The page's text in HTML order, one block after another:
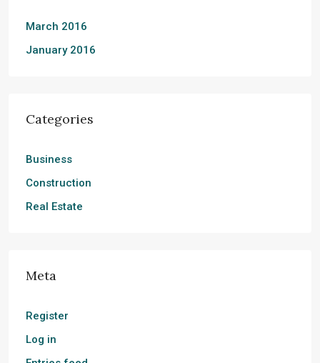
March 2016
January 2016
Categories
Business
Construction
Real Estate
Meta
Register
Log in